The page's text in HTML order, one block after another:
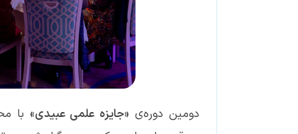
دومین دوره‌ی «جایزه‌ علمی عبیدی» با